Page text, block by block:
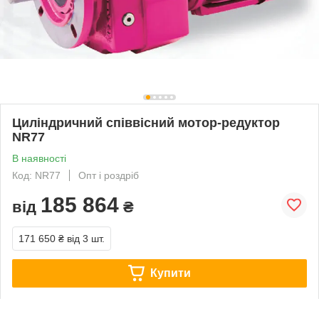
Циліндричний співвісний мотор-редуктор
NR77
В наявності
Код: NR77
Опт і роздріб
від 185 864 ₴
171 650 ₴ від 3 шт.
Купити